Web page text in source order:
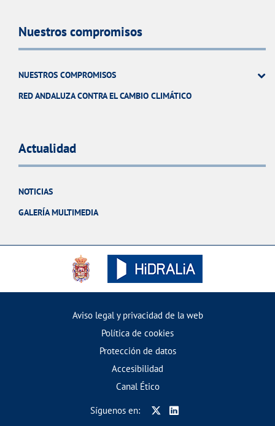
Nuestros compromisos
NUESTROS COMPROMISOS
RED ANDALUZA CONTRA EL CAMBIO CLIMÁTICO
Actualidad
NOTICIAS
GALERÍA MULTIMEDIA
Aviso legal y privacidad de la web
Política de cookies
Protección de datos
Accesibilidad
Canal Ético
Síguenos en: